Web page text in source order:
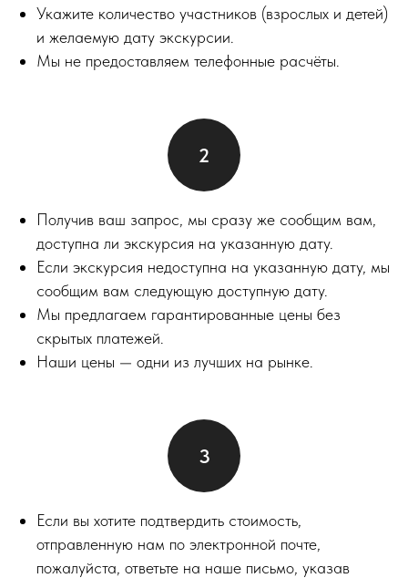
Укажите количество участников (взрослых и детей)
и желаемую дату экскурсии.
Мы не предоставляем телефонные расчёты.
Получив ваш запрос, мы сразу же сообщим вам,
доступна ли экскурсия на указанную дату.
Если экскурсия недоступна на указанную дату, мы
сообщим вам следующую доступную дату.
Мы предлагаем гарантированные цены без
скрытых платежей.
Наши цены — одни из лучших на рынке.
Если вы хотите подтвердить стоимость,
отправленную нам по электронной почте,
пожалуйста, ответьте на наше письмо, указав